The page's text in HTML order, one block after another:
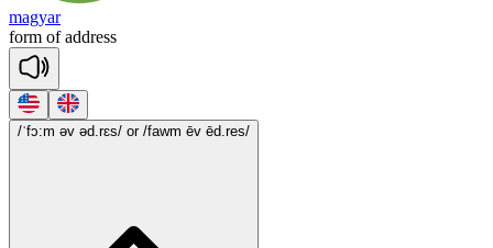
magyar
form of address
/ˈfɔ:m əv əd.rɛs/ or /fawm ēv ēd.res/